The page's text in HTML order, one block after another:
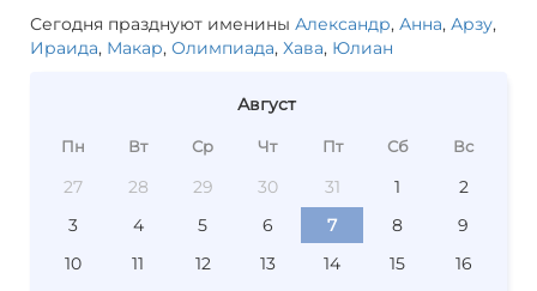
Сегодня празднуют именины Александр, Анна, Арзу,
Ираида, Макар, Олимпиада, Хава, Юлиан
Август
Пн Вт Ср Чт Пт Сб Вс
27 28 29 30 31 1
2
3
4 5 6 7 8
9
10
11 12 13 14 15
16